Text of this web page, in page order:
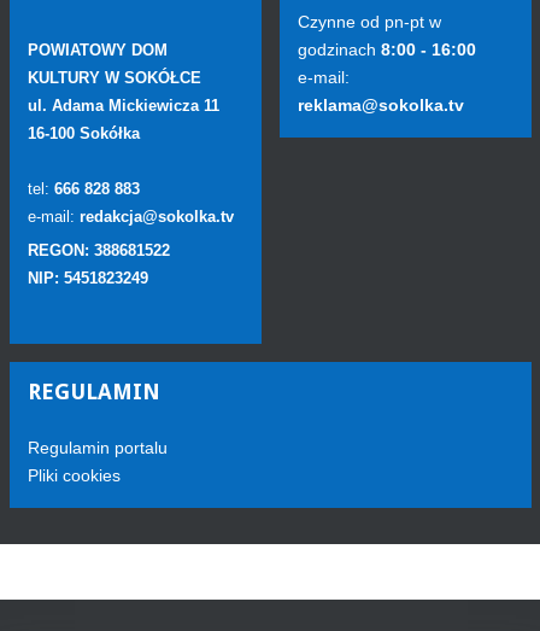
POWIATOWY DOM
KULTURY W SOKÓŁCE
ul. Adama Mickiewicza 11
16-100 Sokółka
tel: 666 828 883
e-mail: redakcja@sokolka.tv
REGON: 388681522
NIP: 5451823249
Czynne od pn-pt w
godzinach 8:00 - 16:00
e-mail:
reklama@sokolka.tv
REGULAMIN
Regulamin portalu
Pliki cookies